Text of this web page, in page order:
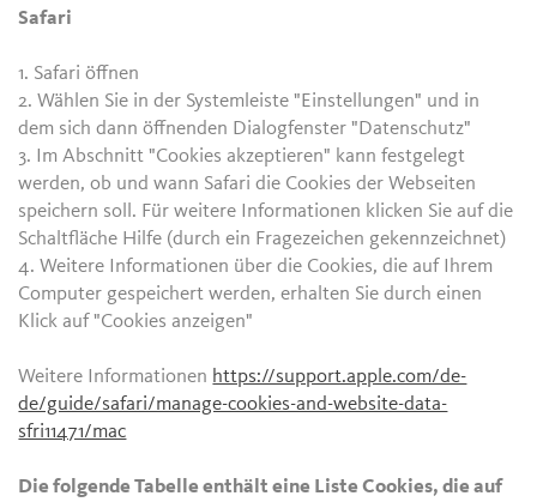
Safari
1. Safari öffnen
2. Wählen Sie in der Systemleiste "Einstellungen" und in
dem sich dann öffnenden Dialogfenster "Datenschutz"
3. Im Abschnitt "Cookies akzeptieren" kann festgelegt
werden, ob und wann Safari die Cookies der Webseiten
speichern soll. Für weitere Informationen klicken Sie auf die
Schaltfläche Hilfe (durch ein Fragezeichen gekennzeichnet)
4. Weitere Informationen über die Cookies, die auf Ihrem
Computer gespeichert werden, erhalten Sie durch einen
Klick auf "Cookies anzeigen"
Weitere Informationen https://support.apple.com/de-
de/guide/safari/manage-cookies-and-website-data-
sfri11471/mac
Die folgende Tabelle enthält eine Liste Cookies, die auf